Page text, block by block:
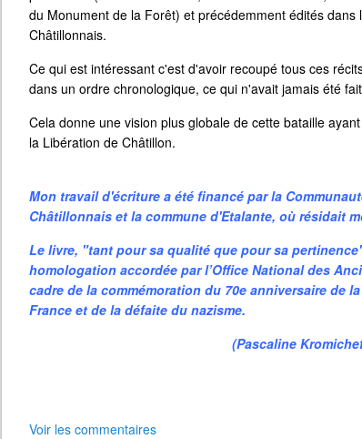
du Monument de la Forêt) et précédemment édités dans
Châtillonnais.
Ce qui est intéressant c'est d'avoir recoupé tous ces
dans un ordre chronologique, ce qui n'avait jamais été
Cela donne une vision plus globale de cette bataille
la Libération de Châtillon.
Mon travail d'écriture a été financé par la
Châtillonnais et la commune d'Etalante, où résidait
Le livre, "tant pour sa qualité que pour sa
homologation accordée par l’Office National des
cadre de la commémoration du 70e anniversaire de
France et de la défaite du nazisme.
(Pascaline
Voir les commentaires